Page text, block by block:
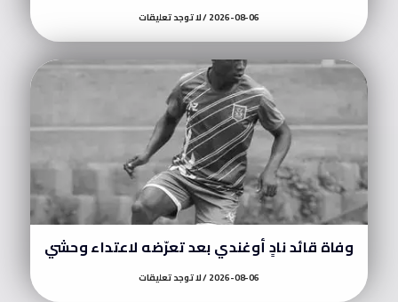
2026-08-06 لا توجد تعليقات
وفاة قائد نادٍ أوغندي بعد تعرّضه لاعتداء وحشي
2026-08-06 لا توجد تعليقات